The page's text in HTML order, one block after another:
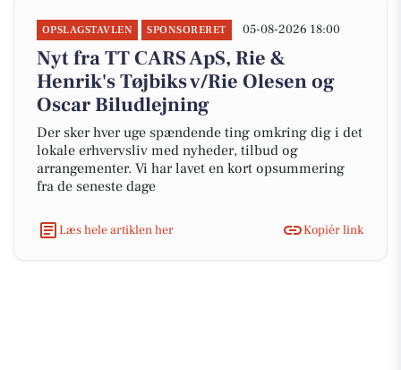
OPSLAGSTAVLEN SPONSORERET 05-08-2026 18:00
Nyt fra TT CARS ApS, Rie &
Henrik's Tøjbiks v/Rie Olesen og
Oscar Biludlejning
Der sker hver uge spændende ting omkring dig i det
lokale erhvervsliv med nyheder, tilbud og
arrangementer. Vi har lavet en kort opsummering
fra de seneste dage
Læs hele artiklen her Kopiér link